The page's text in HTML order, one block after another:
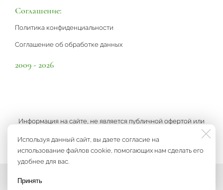
Используя данный сайт, вы даете согласие на
использование файлов cookie, помогающих нам сделать его
удобнее для вас.
Принять
Соглашение:
Политика конфиденциальности
Соглашение об обработке данных
2009 - 2026
Информация на сайте, не является публичной офертой или
рекламой, а носит информационный характер и может быть
изменена по усмотрению компании.